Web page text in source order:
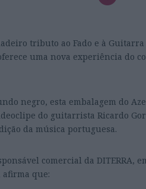
tributo ao Fado e à
uma nova experiência do
negro, esta embalagem do
do guitarrista Ricardo
da música portuguesa.
comercial da DITERRA,
afirma que: